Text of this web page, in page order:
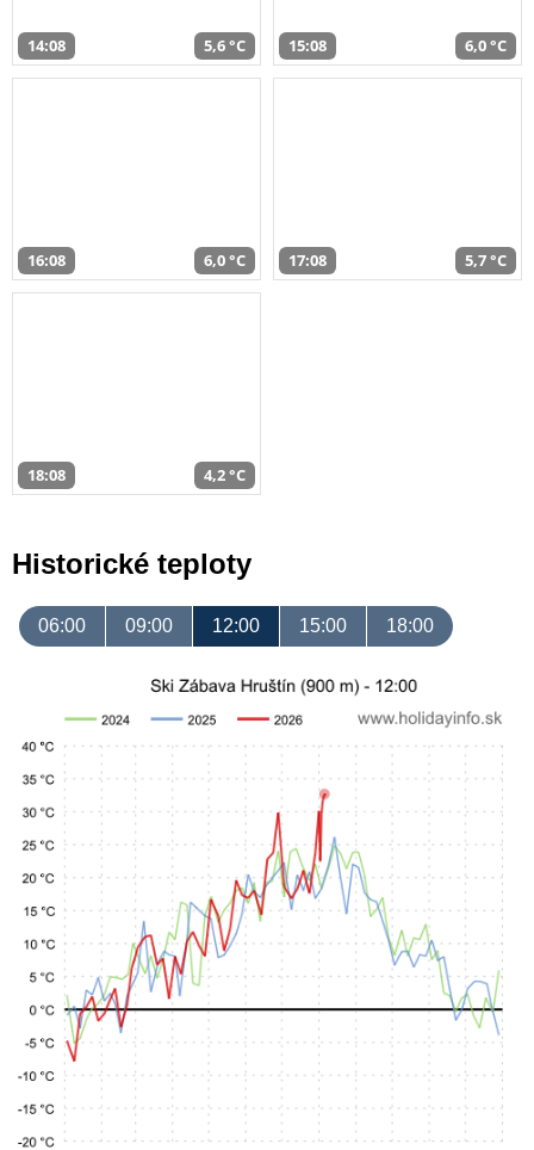
14:08 5,6 °C 15:08 6,0 °C
16:08 6,0 °C 17:08 5,7 °C
18:08 4,2 °C
Historické teploty
06:00 09:00 12:00 15:00 18:00